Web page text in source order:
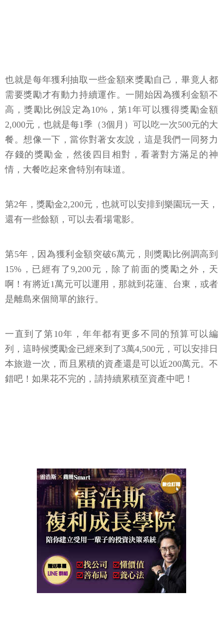
也就是每年獲利抽取一些金額來獎勵自己，畢竟人都
需要獎勵才有動力持續運作。一開始因為獲利金額不
高，獎勵比例設定為10%，第1年可以獲得獎勵金額
2,000元，也就是每1季（3個月）可以吃一次500元的大
餐。想像一下，當你對著女友說，這是我們一同努力
存錢的獎勵金，然後四目相對，看著對方滿足的神
情，大餐吃起來會特別有味道。
第2年，獎勵金2,200元，也就可以安排到樂園玩一天，
還有一些餘額，可以去看場電影。
第5年，因為獲利金額突破6萬元，則獎勵比例調高到
15%，已經有了9,200元，除了前面的獎勵之外，天
啊！有將近1萬元可以運用，那就到花蓮、台東，或者
是離島來個簡單的旅行。
一直到了第10年，年年都有更多不同的預算可以編
列，這時候獎勵金已經來到了3萬4,500元，可以安排日
本旅遊一次，而且累積的資產還是可以近200萬元。不
錯吧！如果花不完的，請持續累積至資產中吧！